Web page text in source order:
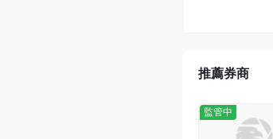
利率。然而
其合法性和遵
SpeedTrader
計劃來說，它
推薦券商
監管中